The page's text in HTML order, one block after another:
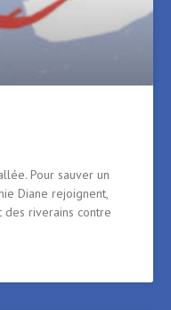
Pour sauver un
Diane rejoignent,
des riverains contre